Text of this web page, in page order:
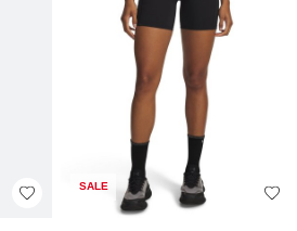
SALE